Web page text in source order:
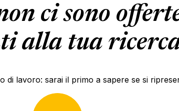
ci sono
alla tua
di lavoro: sarai il primo a sapere se si